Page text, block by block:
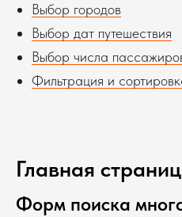
Выбор городов
Выбор дат путешествия
Выбор числа
Фильтрация и
Главная
Форм поиска